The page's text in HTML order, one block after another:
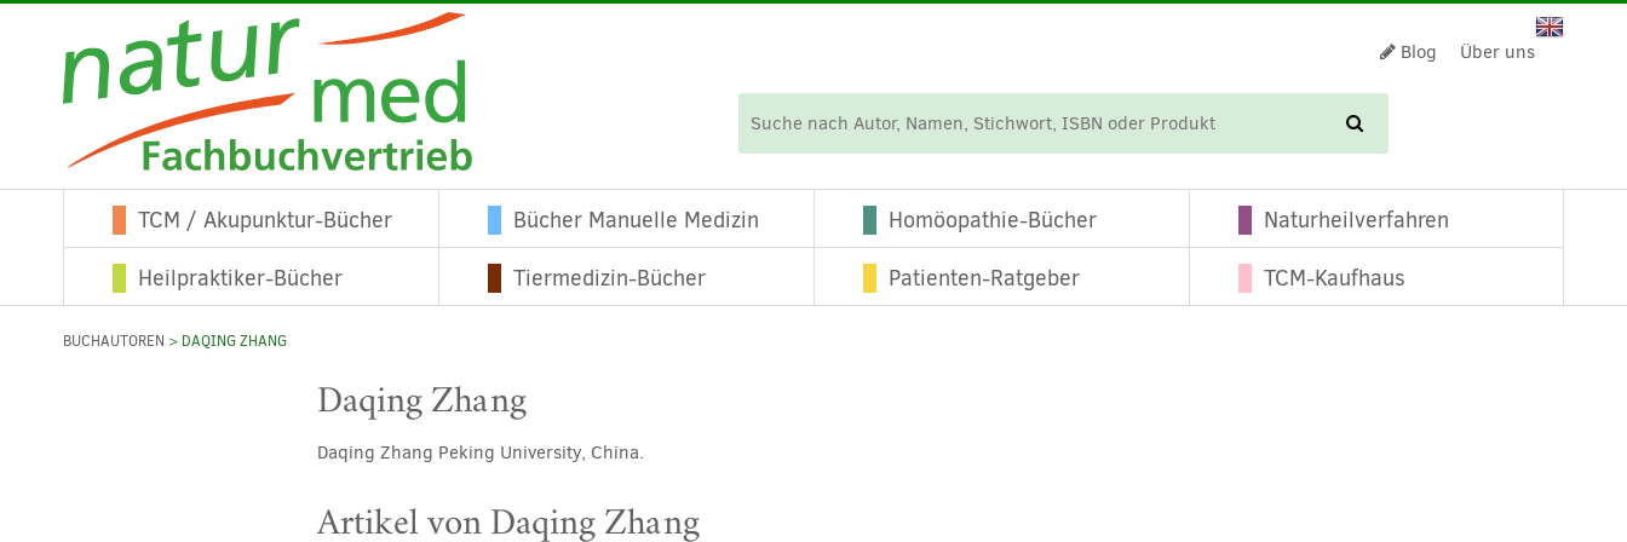
Blog Über uns
TCM / Akupunktur-Bücher Bücher Manuelle Medizin Homöopathie-Bücher
Naturheilverfahren
Heilpraktiker-Bücher
Tiermedizin-Bücher Patienten-Ratgeber TCM-Kaufhaus
BUCHAUTOREN > DAQING ZHANG
Daqing Zhang
Daqing Zhang Peking University, China.
Artikel von Daqing Zhang